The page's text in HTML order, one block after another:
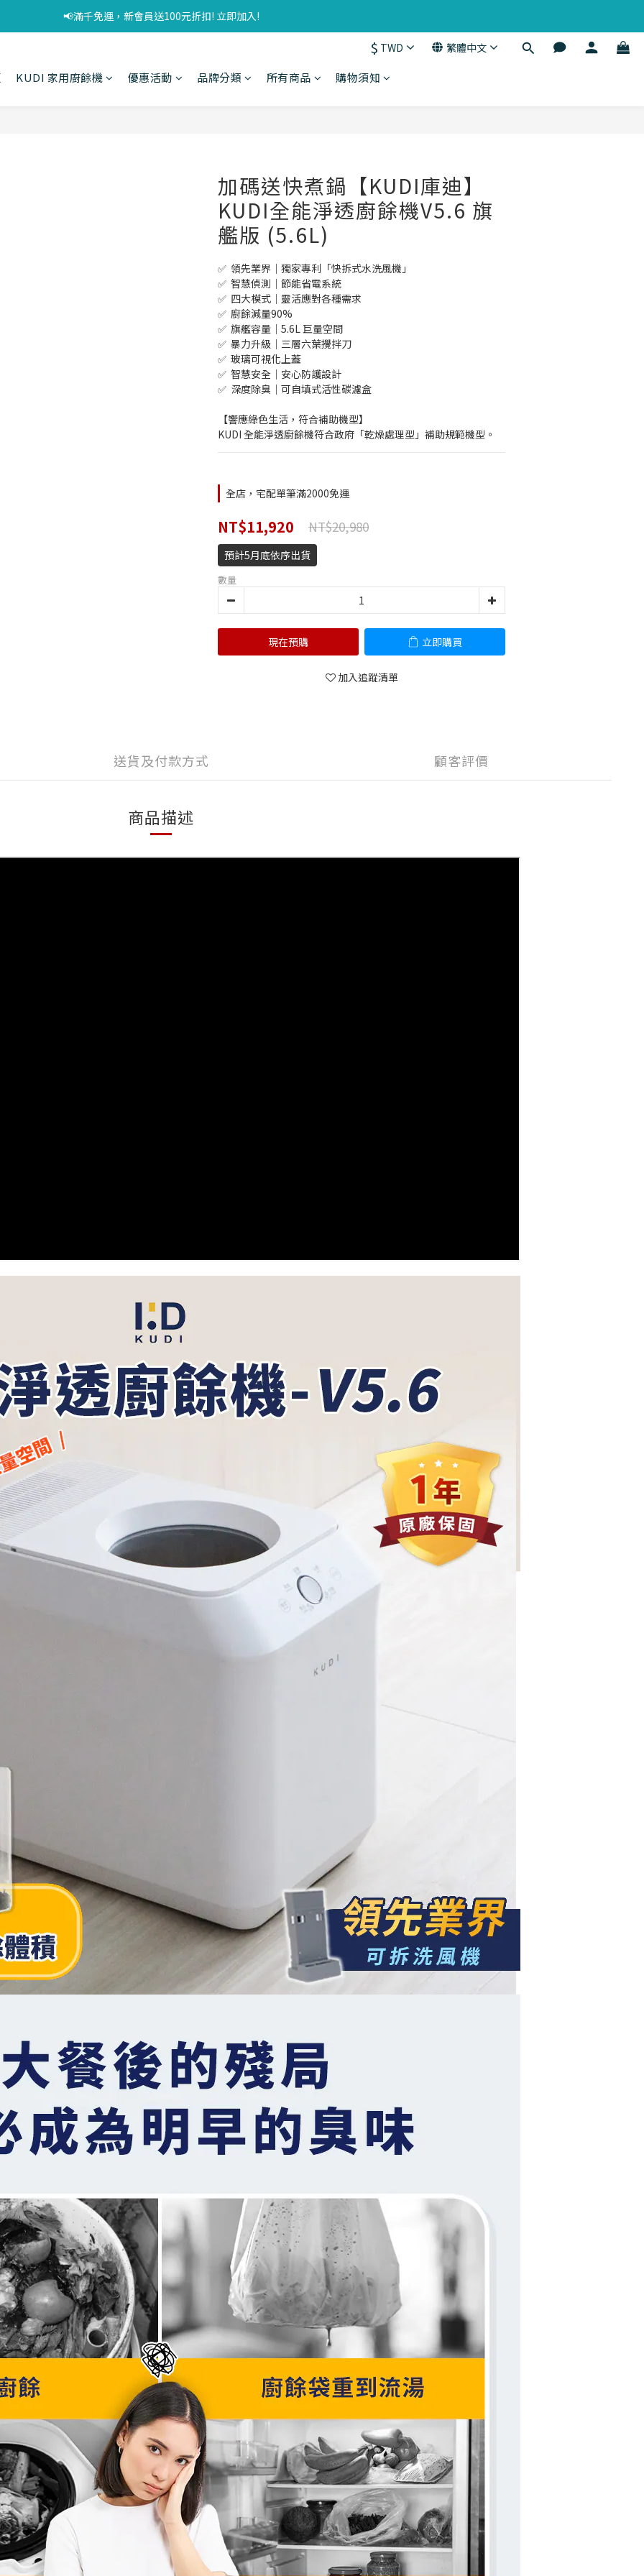
📢滿千免運，新會員送100元折扣! 立即加入!
$ TWD 繁體中文
KUDI 家用廚餘機 優惠活動 品牌分類 所有商品 購物須知
加碼送快煮鍋【KUDI庫迪】
KUDI全能淨透廚餘機V5.6 旗
艦版 (5.6L)
✅  領先業界｜獨家專利「快拆式水洗風機」
✅  智慧偵測｜節能省電系統
✅  四大模式｜靈活應對各種需求
✅  廚餘減量90%
✅  旗艦容量｜5.6L 巨量空間
✅  暴力升級｜三層六葉攪拌刀
✅  玻璃可視化上蓋
✅  智慧安全｜安心防護設計
✅  深度除臭｜可自填式活性碳濾盒
【響應綠色生活，符合補助機型】
KUDI 全能淨透廚餘機符合政府「乾燥處理型」補助規範機型。
全店，宅配單筆滿2000免運
NT$11,920 NT$20,980
預計5月底依序出貨
數量
現在預購 立即購買
加入追蹤清單
送貨及付款方式 顧客評價
商品描述